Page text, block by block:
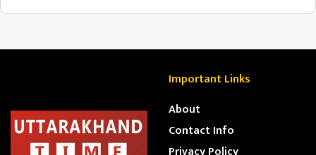
Important Links
About
Contact Info